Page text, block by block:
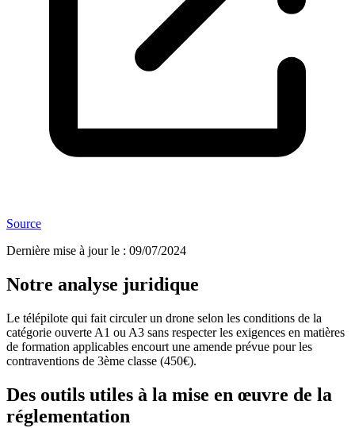
Source
Dernière mise à jour le : 09/07/2024
Notre analyse juridique
Le télépilote qui fait circuler un drone selon les conditions de la
catégorie ouverte A1 ou A3 sans respecter les exigences en matières
de formation applicables encourt une amende prévue pour les
contraventions de 3ème classe (450€).
Des outils utiles à la mise en œuvre de la
réglementation